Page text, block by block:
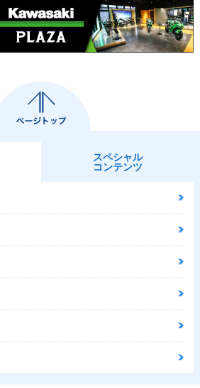
2015年 Ninja 400 A
BS Limited Editio
n・特別・限定仕様
2014年 Ninja 400 A
スペシャル
コンテンツ